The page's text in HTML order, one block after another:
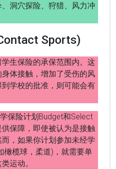
洞穴探险、狩猎、风力冲
Sports)
生保险的承保范围内。这
体接触，增加了受伤的风
学校的批准，则可能会有
保险计划Budget和Select
保障，即使被认为是接触
，如果你计划参加未经学
橄榄球，柔道)，就需要单
运动。